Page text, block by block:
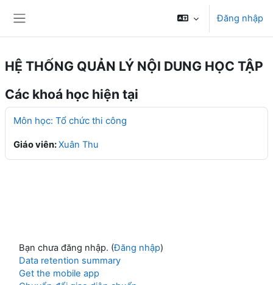
Đăng nhập
HỆ THỐNG QUẢN LÝ NỘI DUNG HỌC TẬP
Các khoá học hiện tại
Môn học: Tổ chức thi công
Giáo viên:Xuân Thu
Bạn chưa đăng nhập. (Đăng nhập)
Data retention summary
Get the mobile app